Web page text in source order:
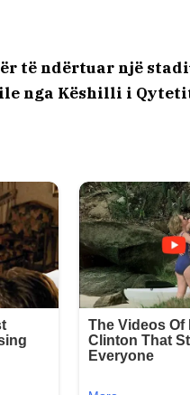
të ndërtuar një
nga Këshilli i